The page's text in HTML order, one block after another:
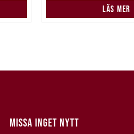
LÄS MER
MISSA INGET NYTT